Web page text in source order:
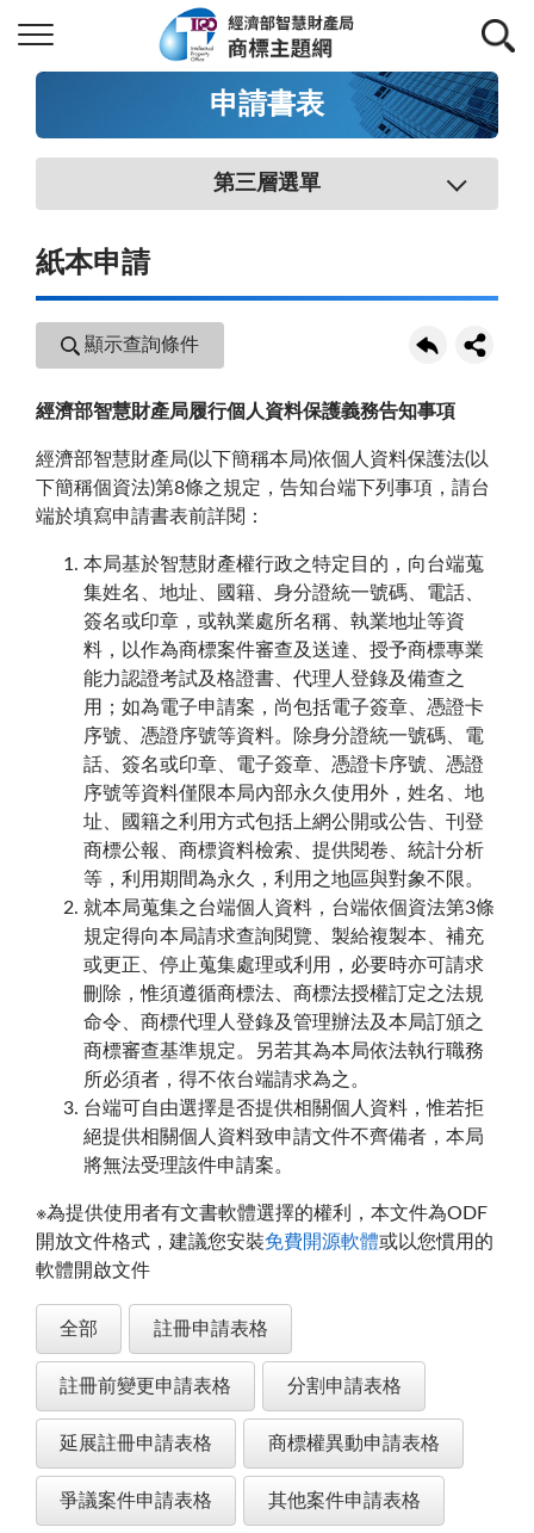
申請書表
第三層選單
紙本申請
顯示查詢條件
經濟部智慧財產局履行個人資料保護義務告知事項
經濟部智慧財產局(以下簡稱本局)依個人資料保護法(以
下簡稱個資法)第8條之規定，告知台端下列事項，請台
端於填寫申請書表前詳閱：
本局基於智慧財產權行政之特定目的，向台端蒐
集姓名、地址、國籍、身分證統一號碼、電話、
簽名或印章，或執業處所名稱、執業地址等資
料，以作為商標案件審查及送達、授予商標專業
能力認證考試及格證書、代理人登錄及備查之
用；如為電子申請案，尚包括電子簽章、憑證卡
序號、憑證序號等資料。除身分證統一號碼、電
話、簽名或印章、電子簽章、憑證卡序號、憑證
序號等資料僅限本局內部永久使用外，姓名、地
址、國籍之利用方式包括上網公開或公告、刊登
商標公報、商標資料檢索、提供閱卷、統計分析
等，利用期間為永久，利用之地區與對象不限。
就本局蒐集之台端個人資料，台端依個資法第3條
規定得向本局請求查詢閱覽、製給複製本、補充
或更正、停止蒐集處理或利用，必要時亦可請求
刪除，惟須遵循商標法、商標法授權訂定之法規
命令、商標代理人登錄及管理辦法及本局訂頒之
商標審查基準規定。另若其為本局依法執行職務
所必須者，得不依台端請求為之。
台端可自由選擇是否提供相關個人資料，惟若拒
絕提供相關個人資料致申請文件不齊備者，本局
將無法受理該件申請案。
※為提供使用者有文書軟體選擇的權利，本文件為ODF
開放文件格式，建議您安裝免費開源軟體或以您慣用的
軟體開啟文件
全部 註冊申請表格
註冊前變更申請表格 分割申請表格
延展註冊申請表格 商標權異動申請表格
爭議案件申請表格 其他案件申請表格